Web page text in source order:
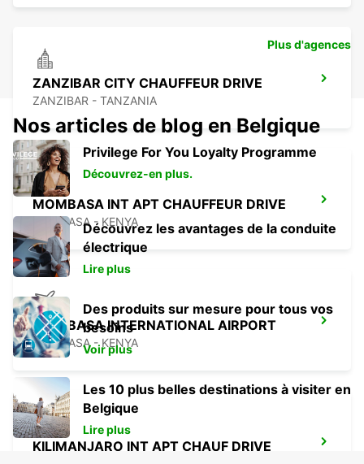
ZANZIBAR CITY CHAUFFEUR DRIVE
ZANZIBAR - TANZANIA
MOMBASA INT APT CHAUFFEUR DRIVE
MOMBASA - KENYA
MOMBASA INTERNATIONAL AIRPORT
MOMBASA - KENYA
KILIMANJARO INT APT CHAUF DRIVE
Plus d'agences
Nos articles de blog en Belgique
Privilege For You Loyalty Programme
Découvrez-en plus.
Découvrez les avantages de la conduite
électrique
Lire plus
Des produits sur mesure pour tous vos
besoins
Voir plus
Les 10 plus belles destinations à visiter en
Belgique
Lire plus